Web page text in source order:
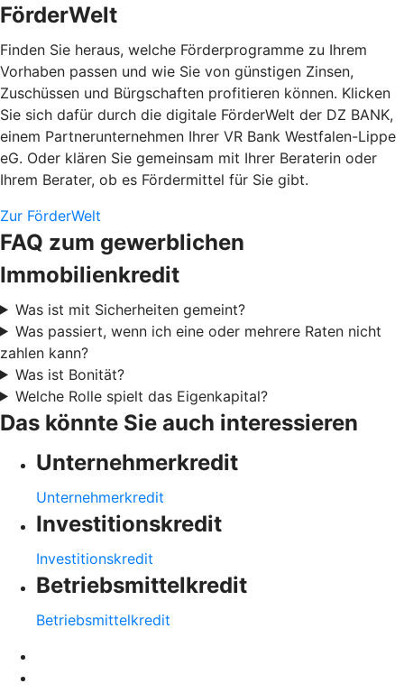
FörderWelt
Finden Sie heraus, welche Förderprogramme zu Ihrem
Vorhaben passen und wie Sie von günstigen Zinsen,
Zuschüssen und Bürgschaften profitieren können. Klicken
Sie sich dafür durch die digitale FörderWelt der DZ BANK,
einem Partnerunternehmen Ihrer VR Bank Westfalen-Lippe
eG. Oder klären Sie gemeinsam mit Ihrer Beraterin oder
Ihrem Berater, ob es Fördermittel für Sie gibt.
Zur FörderWelt
FAQ zum gewerblichen
Immobilienkredit
Was ist mit Sicherheiten gemeint?
Was passiert, wenn ich eine oder mehrere Raten nicht
zahlen kann?
Was ist Bonität?
Welche Rolle spielt das Eigenkapital?
Das könnte Sie auch interessieren
Unternehmerkredit
Unternehmerkredit
Investitionskredit
Investitionskredit
Betriebsmittelkredit
Betriebsmittelkredit